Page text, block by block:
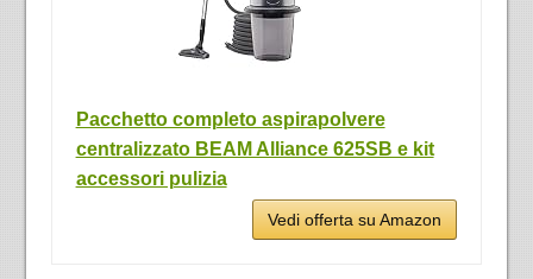
Pacchetto completo aspirapolvere
centralizzato BEAM Alliance 625SB e kit
accessori pulizia
Vedi offerta su Amazon